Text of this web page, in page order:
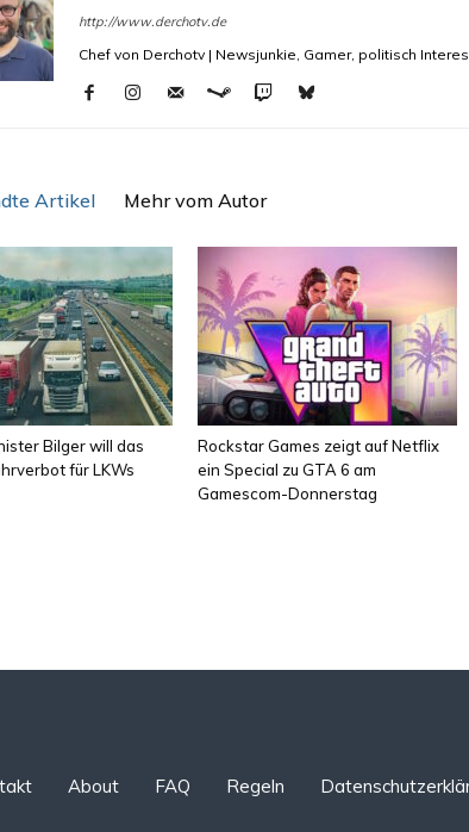
http://www.derchotv.de
Chef von Derchotv | Newsjunkie, Gamer, politisch
Artikel Mehr vom Autor
Bilger will das
für LKWs
Rockstar Games zeigt auf Netflix
ein Special zu GTA 6 am
Gamescom-Donnerstag
About FAQ Regeln